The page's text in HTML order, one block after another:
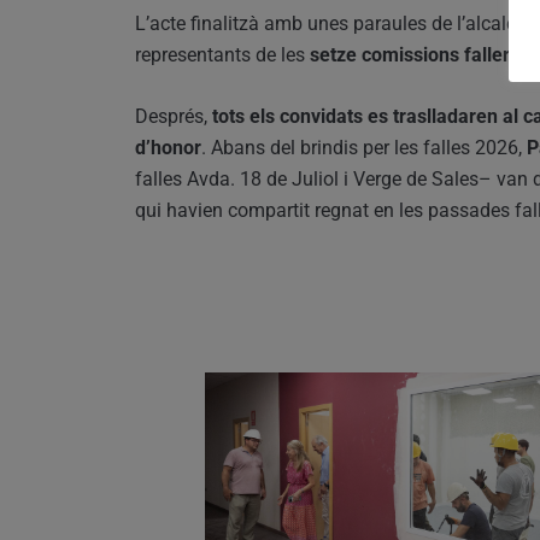
L’acte finalitzà amb unes paraules de
representants de les setze comissions falleres
Després, tots els convidats es traslladaren al
d’honor. Abans del brindis per les falles 2026,
falles Avda. 18 de Juliol i Verge de Sales– van
qui havien compartit regnat en les passades